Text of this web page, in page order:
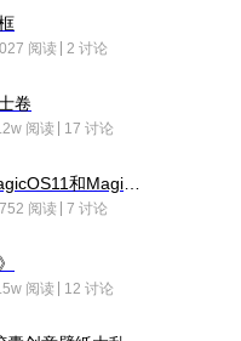
阅读 2 讨论
卷
阅读 17 讨论
阅读 7 讨论
阅读 12 讨论